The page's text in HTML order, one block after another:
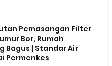
Pemasangan Filter
Bor, Rumah
Bagus | Standar Air
Permenkes